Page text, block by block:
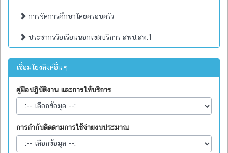
การจัดการศึกษาโดยครอบครัว
ประชากรวัยเรียนนอกเขตบริการ สพป.สท.1
เชื่อมโยงลิงค์อื่นๆ
คู่มือปฏิบัติงาน และการให้บริการ
การกำกับติดตามการใช้จ่ายงบประมาณ